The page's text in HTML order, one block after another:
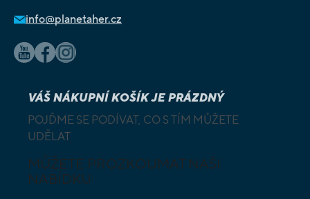
info@planetaher.cz
VÁŠ NÁKUPNÍ KOŠÍK JE PRÁZDNÝ
POJĎME SE PODÍVAT, CO S TÍM MŮŽETE
UDĚLAT
MŮŽETE PROZKOUMAT NAŠI
NABÍDKU